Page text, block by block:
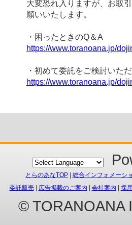
大変恐れ入りますが、お取
願いいたします。
・困ったときのQ＆A
https://www.toranoana.jp/
・初めて委託をご検討いた
https://www.toranoana.jp/
とらのあなTOP
総合インフォメーシ
委託販売| 広告掲載のご案内 会社案内 採
© TORANOANA